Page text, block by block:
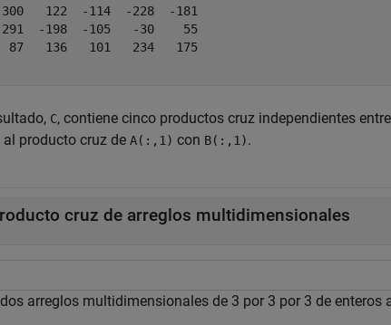
122  -114  -228  -181
-198  -105   -30    55
87   136   101   234   175
C, contiene cinco productos cruz independientes
al producto cruz de A(:,1) con B(:,1).
cruz de arreglos multidimensionales
dos arreglos multidimensionales de 3 por 3 por 3 de enteros